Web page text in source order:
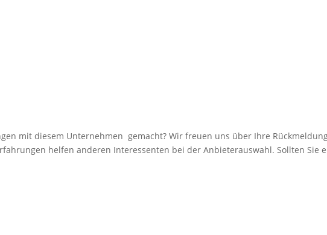
mit diesem Unternehmen gemacht? Wir freuen uns über Ihre
helfen anderen Interessenten bei der Anbieterauswahl. Sollten Sie